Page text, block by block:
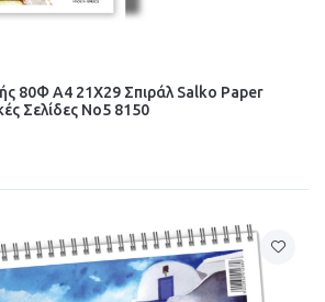
80Φ Α4 21X29 Σπιράλ Salko Paper
Σελίδες Νο5 8150